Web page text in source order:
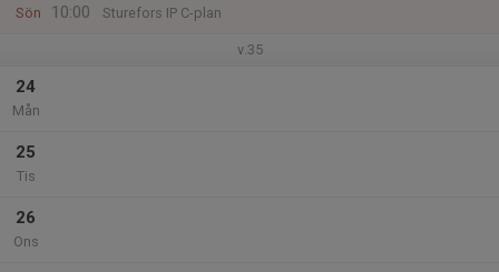
Sön
10:00
Sturefors IP C-plan
v.35
24
Mån
25
Tis
26
Ons